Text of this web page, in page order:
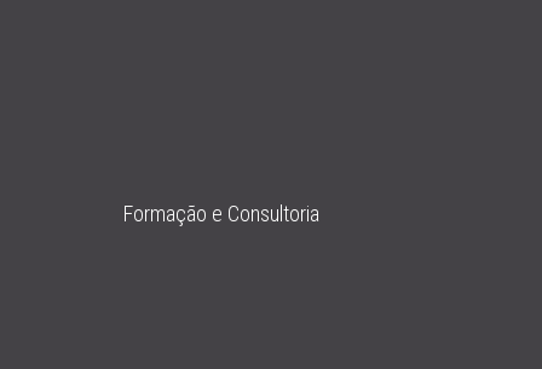
Formação e Consultoria